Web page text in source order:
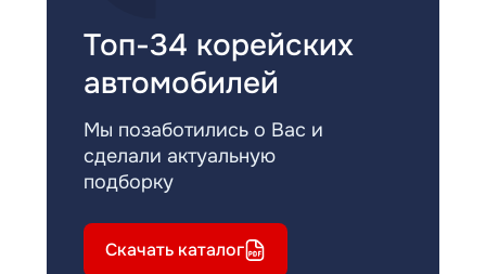
Топ-34 корейских
автомобилей
Мы позаботились о Вас и
сделали актуальную
подборку
Скачать каталог